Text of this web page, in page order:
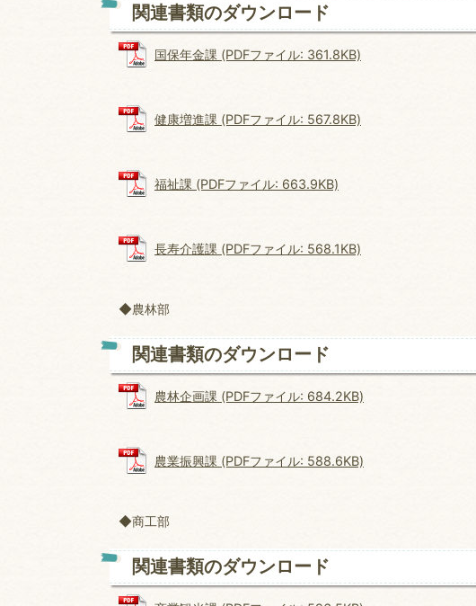
関連書類のダウンロード
国保年金課 (PDFファイル: 361.8KB)
健康増進課 (PDFファイル: 567.8KB)
福祉課 (PDFファイル: 663.9KB)
長寿介護課 (PDFファイル: 568.1KB)
◆農林部
関連書類のダウンロード
農林企画課 (PDFファイル: 684.2KB)
農業振興課 (PDFファイル: 588.6KB)
◆商工部
関連書類のダウンロード